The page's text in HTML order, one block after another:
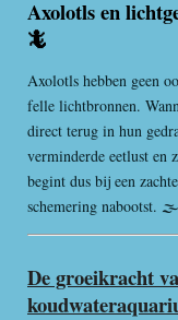
Axolotls en
🦎
Axolotls hebben geen
felle lichtbronnen.
direct terug in hun
verminderde eetlust en
begint dus bij een
schemering nabootst. 🌫️
De groeikracht